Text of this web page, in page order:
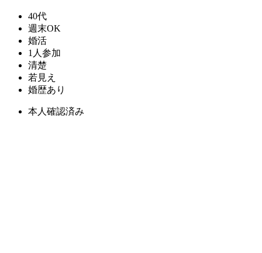
40代
週末OK
婚活
1人参加
清楚
若見え
婚歴あり
本人確認済み